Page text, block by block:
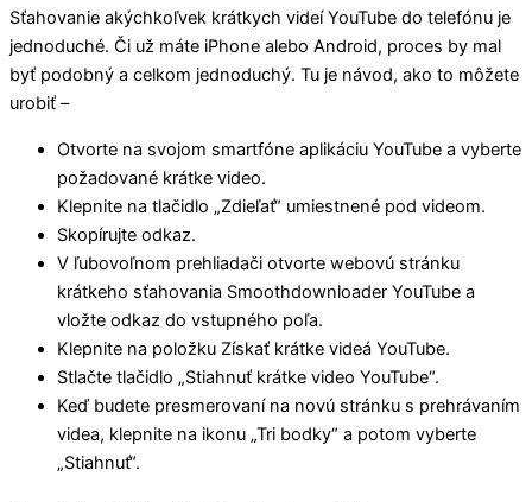
Sťahovanie akýchkoľvek krátkych videí YouTube do telefónu je
jednoduché. Či už máte iPhone alebo Android, proces by mal
byť podobný a celkom jednoduchý. Tu je návod, ako to môžete
urobiť –
Otvorte na svojom smartfóne aplikáciu YouTube a vyberte
požadované krátke video.
Klepnite na tlačidlo „Zdieľať“ umiestnené pod videom.
Skopírujte odkaz.
V ľubovoľnom prehliadači otvorte webovú stránku
krátkeho sťahovania Smoothdownloader YouTube a
vložte odkaz do vstupného poľa.
Klepnite na položku Získať krátke videá YouTube.
Stlačte tlačidlo „Stiahnuť krátke video YouTube“.
Keď budete presmerovaní na novú stránku s prehrávaním
videa, klepnite na ikonu „Tri bodky“ a potom vyberte
„Stiahnuť“.